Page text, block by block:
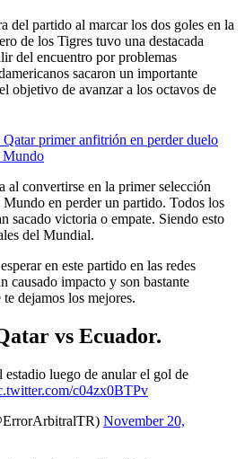
del partido al marcar los dos goles en la
de los Tigres tuvo una destacada
del encuentro por problemas
sacaron un importante
objetivo de avanzar a los octavos de
primer anfitrión en perder duelo
Mundo
al convertirse en la primer selección
en perder un partido. Todos los
sacado victoria o empate. Siendo esto
del Mundial.
en este partido en las redes
causado impacto y son bastante
dejamos los mejores.
vs Ecuador.
luego de anular el gol de
c04zx0BTPv
November 20,